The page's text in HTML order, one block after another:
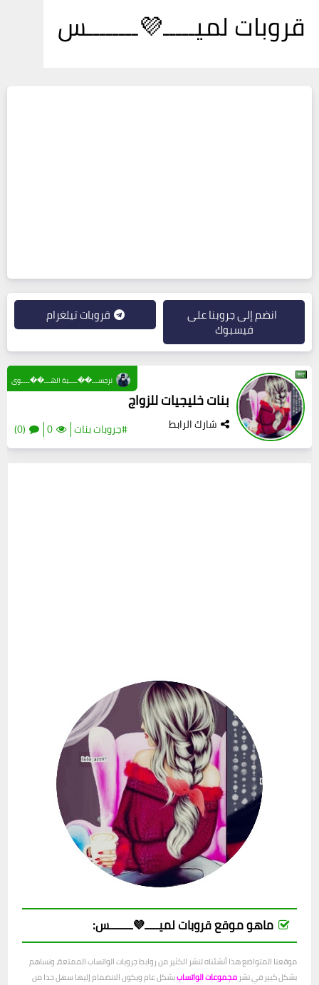
قروبات لميـــــ💜ــــــــس
انضم إلى جروبنا على
فيسبوك
قروبات تيلغرام
بنات خليجيات للزواج
شارك الرابط #جروبات بنات 0
(0)
نرجســـ��ــــية الهـــ��ــــوى
ماهو موقع قروبات لميـــــ💜ــــــــس:
موقعنا المتواضع هذا أنشئناه لنشر الكثير من روابط جروبات الواتساب الممتعة، ونساهم
بشكل كبير في نشر مجموعات الواتساببشكل عام ويكون الانضمام إليها سهل جدا من